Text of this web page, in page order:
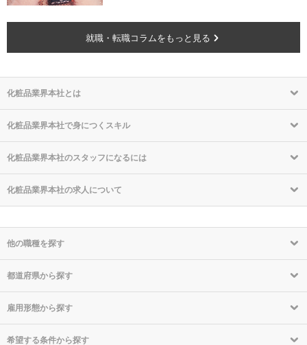
就職・転職コラムをもっと見る
化粧品業界本社とは
化粧品業界本社で身につくスキル
化粧品業界本社のスタッフになるには
化粧品業界本社の求人について
他の職種を探す
都道府県から探す
雇用形態から探す
希望する条件から探す